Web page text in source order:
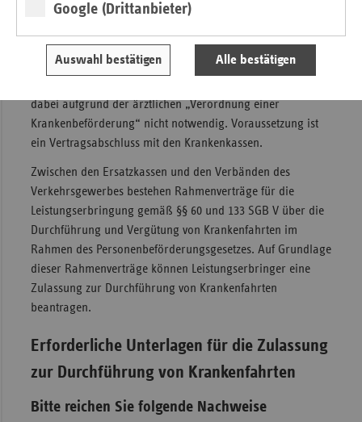
Google (Drittanbieter)
Auswahl bestätigen Alle bestätigen
des Personenbeförderungsgesetzes umfassen
Krankenfahrten), Rollstuhl-Krankenfahrten sowie Liegend-
Krankenfahrten und Tragestuhltransporte. Eine
dabei aufgrund der ärztlichen „Verordnung einer
Krankenbeförderung“ nicht notwendig. Voraussetzung ist
ein Vertragsabschluss mit den Krankenkassen.
Zwischen den Ersatzkassen und den Verbänden des
Verkehrsgewerbes bestehen Rahmenverträge für die
Leistungserbringung gemäß §§ 60 und 133 SGB V über die
Durchführung und Vergütung von Krankenfahrten im
Rahmen des Personenbeförderungsgesetzes. Auf Grundlage
dieser Rahmenverträge können Leistungserbringer eine
Zulassung zur Durchführung von Krankenfahrten
beantragen.
Erforderliche Unterlagen für die Zulassung
zur Durchführung von Krankenfahrten
Bitte reichen Sie folgende Nachweise